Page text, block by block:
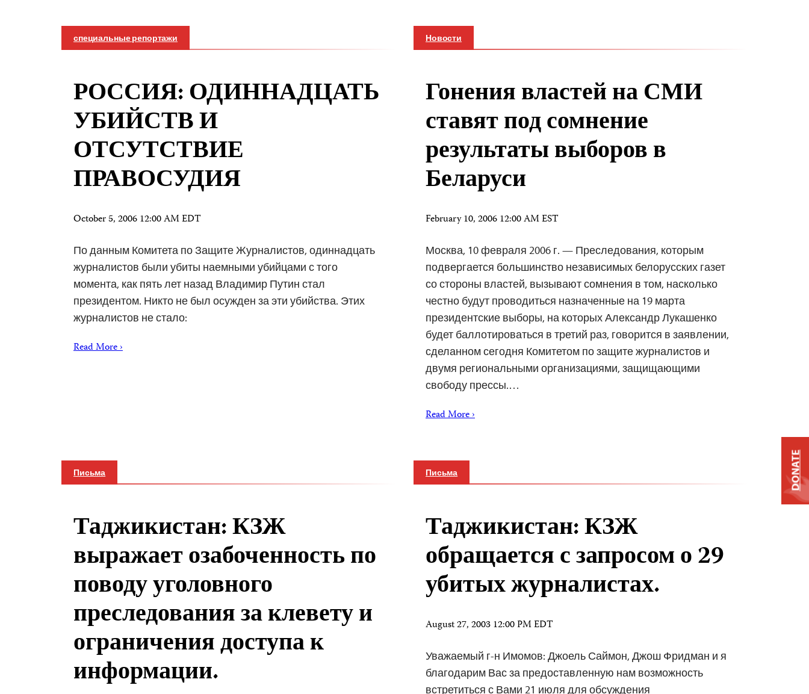
специальные репортажи
РОССИЯ: ОДИННАДЦАТЬ
УБИЙСТВ И
ОТСУТСТВИЕ
ПРАВОСУДИЯ
October 5, 2006 12:00 AM EDT
По данным Комитета по Защите Журналистов, одиннадцать
журналистов были убиты наемными убийцами с того
момента, как пять лет назад Владимир Путин стал
президентом. Никто не был осужден за эти убийства. Этих
журналистов не стало:
Read More ›
Новости
Гонения властей на СМИ
ставят под сомнение
результаты выборов в
Беларуси
February 10, 2006 12:00 AM EST
Москва, 10 февраля 2006 г. — Преследования, которым
подвергается большинство независимых белорусских газет
со стороны властей, вызывают сомнения в том, насколько
честно будут проводиться назначенные на 19 марта
президентские выборы, на которых Александр Лукашенко
будет баллотироваться в третий раз, говорится в заявлении,
сделанном сегодня Комитетом по защите журналистов и
двумя региональными организациями, защищающими
свободу прессы.…
Read More ›
Письма
Таджикистан: КЗЖ
выражает озабоченность по
поводу уголовного
преследования за клевету и
ограничения доступа к
информации.
Письма
Таджикистан: КЗЖ
обращается с запросом о 29
убитых журналистах.
August 27, 2003 12:00 PM EDT
Уважаемый г-н Имомов: Джоель Саймон, Джош Фридман и я
благодарим Вас за предоставленную нам возможность
встретиться с Вами 21 июля для обсуждения
DONATE